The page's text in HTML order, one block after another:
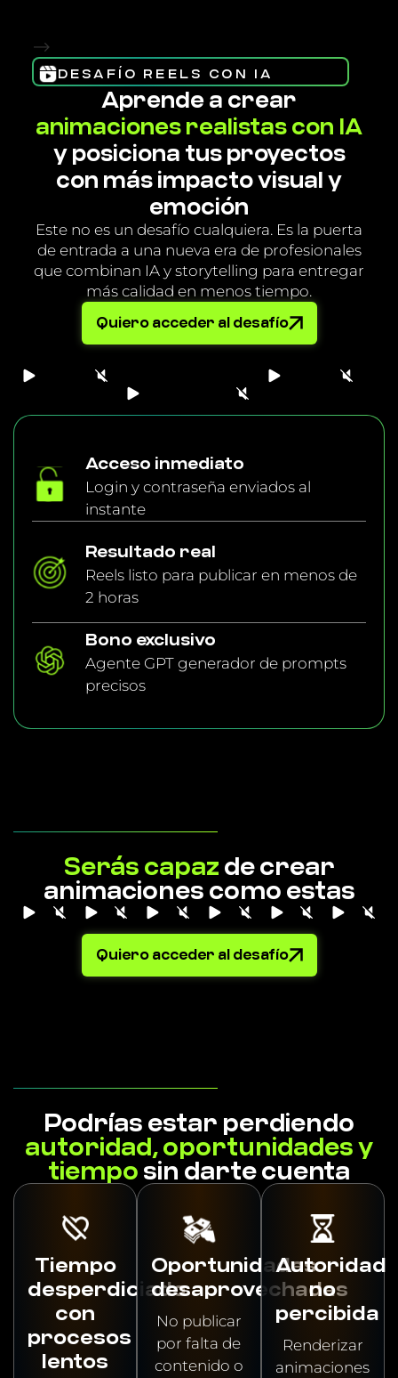
-->
DESAFÍO REELS CON IA
Aprende a crear
animaciones realistas con IA
y posiciona tus proyectos
con más impacto visual y
emoción
Este no es un desafío cualquiera. Es la puerta
de entrada a una nueva era de profesionales
que combinan IA y storytelling para entregar
más calidad en menos tiempo.
Quiero acceder al desafío
Acceso inmediato
Login y contraseña enviados al
instante
Resultado real
Reels listo para publicar en menos de
2 horas
Bono exclusivo
Agente GPT generador de prompts
precisos
Serás capaz de crear
animaciones como estas
Quiero acceder al desafío
Podrías estar perdiendo
autoridad, oportunidades y
tiempo sin darte cuenta
Tiempo
desperdiciado
con
procesos
lentos
Oportunidades
desaprovechadas
No publicar
por falta de
contenido o
Autoridad
no
percibida
Renderizar
animaciones